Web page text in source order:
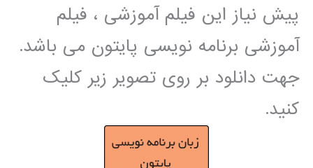
پیش نیاز این فیلم آموزشی ، فیلم
آموزشی برنامه نویسی پایتون می باشد.
جهت دانلود بر روی تصویر زیر کلیک
کنید.